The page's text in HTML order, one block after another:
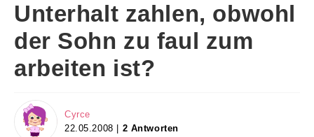
Unterhalt zahlen, obwohl
der Sohn zu faul zum
arbeiten ist?
Cyrce
22.05.2008 | 2 Antworten
Forum
Service
AGB & Impressum